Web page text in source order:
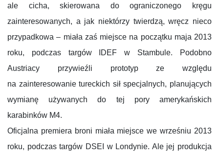
ale cicha, skierowana do ograniczonego kręgu
zainteresowanych, a jak niektórzy twierdzą, wręcz nieco
przypadkowa – miała zaś miejsce na początku maja 2013
roku, podczas targów IDEF w Stambule. Podobno
Austriacy przywieźli prototyp ze względu
na zainteresowanie tureckich sił specjalnych, planujących
wymianę używanych do tej pory amerykańskich
karabinków M4.
Oficjalna premiera broni miała miejsce we wrześniu 2013
roku, podczas targów DSEI w Londynie. Ale jej produkcja